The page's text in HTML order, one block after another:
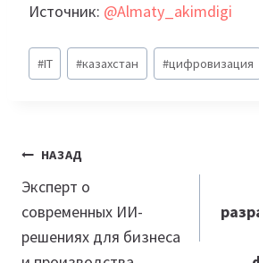
Источник: @Almaty_akimdigi
Метки
записи:
#IT #казахстан #цифровизация
Навигация
по
записям
НАЗАД
Эксперт о
современных ИИ-
решениях для бизнеса